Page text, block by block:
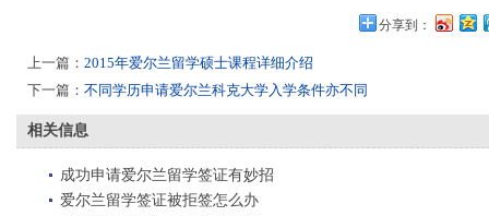
分享到：
上一篇： 2015年爱尔兰留学硕士课程详细介绍
下一篇： 不同学历申请爱尔兰科克大学入学条件亦不同
相关信息
成功申请爱尔兰留学签证有妙招
爱尔兰留学签证被拒签怎么办